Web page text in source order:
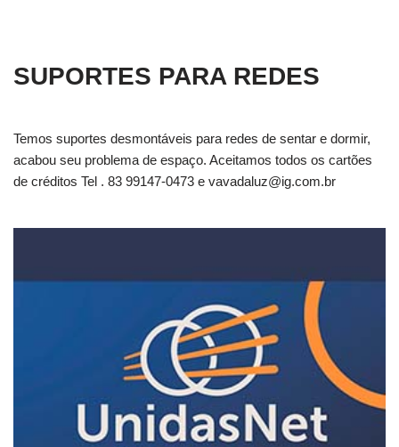
SUPORTES PARA REDES
Temos suportes desmontáveis para redes de sentar e dormir,
acabou seu problema de espaço. Aceitamos todos os cartões
de créditos Tel . 83 99147-0473 e vavadaluz@ig.com.br